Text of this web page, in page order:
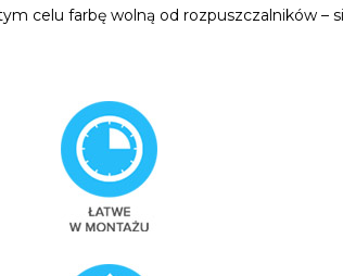
celu farbę wolną od rozpuszczalników –